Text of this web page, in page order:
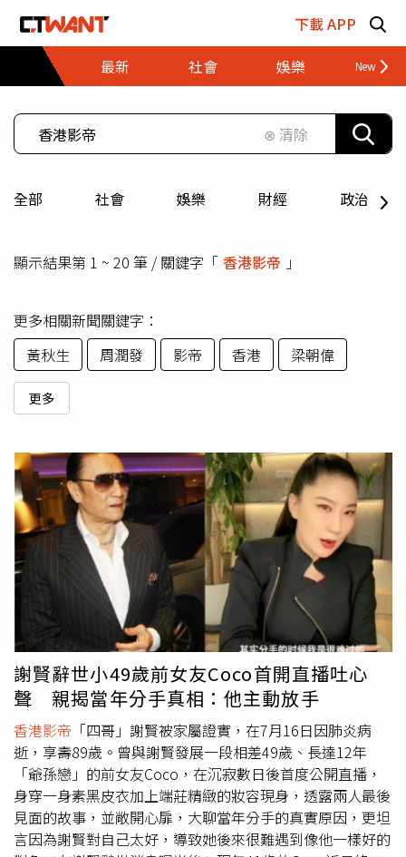
下載 APP
最新
社會 娛樂 財經
⊗ 清除
全部 社會 娛樂 財經 政治
顯示結果第 1 ~ 20 筆 / 關鍵字「 香港影帝 」
更多相關新聞關鍵字：
黃秋生
周潤發 影帝 香港 梁朝偉
更多
謝賢辭世小49歲前女友Coco首開直播吐心
聲 親揭當年分手真相：他主動放手
香港影帝 「四哥」謝賢被家屬證實，在7月16日因肺炎病
逝，享壽89歲。曾與謝賢發展一段相差49歲、長達12年
「爺孫戀」的前女友Coco，在沉寂數日後首度公開直播，
身穿一身素黑皮衣加上端莊精緻的妝容現身，透露兩人最後
見面的故事，並敞開心扉，大聊當年分手的真實原因，更坦
言因為謝賢對自己太好，導致她後來很難遇到像他一樣好的